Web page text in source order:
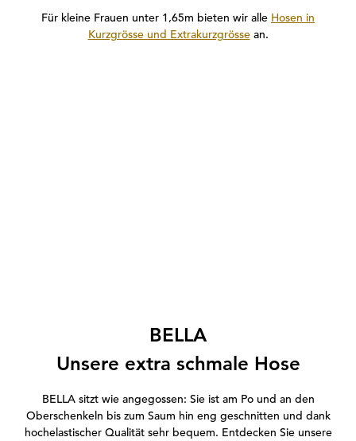
Für kleine Frauen unter 1,65m bieten wir alle Hosen in
Kurzgrösse und Extrakurzgrössean.
BELLA
Unsere extra schmale Hose
BELLA sitzt wie angegossen: Sie ist am Po und an den
Oberschenkeln bis zum Saum hin eng geschnitten und dank
hochelastischer Qualität sehr bequem. Entdecken Sie unsere